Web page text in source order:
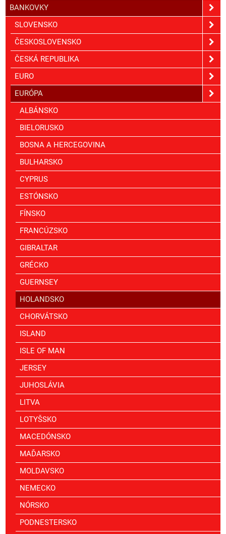
BANKOVKY
SLOVENSKO
ČESKOSLOVENSKO
ČESKÁ REPUBLIKA
EURO
EURÓPA
ALBÁNSKO
BIELORUSKO
BOSNA A HERCEGOVINA
BULHARSKO
CYPRUS
ESTÓNSKO
FÍNSKO
FRANCÚZSKO
GIBRALTAR
GRÉCKO
GUERNSEY
HOLANDSKO
CHORVÁTSKO
ISLAND
ISLE OF MAN
JERSEY
JUHOSLÁVIA
LITVA
LOTYŠSKO
MACEDÓNSKO
MAĎARSKO
MOLDAVSKO
NEMECKO
NÓRSKO
PODNESTERSKO